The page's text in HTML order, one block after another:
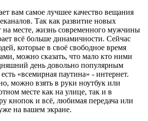
вам самое лучшее качество вещания
Так как развитие новых
на месте, жизнь современного мужчины
всё больше динамичности. Сейчас
которые в своё свободное время
можно сказать, что мало кто ними
день довольно популярным
«всемирная паутина» - интернет.
можно взять в руки ноутбук или
месте как на улице, так и в
кнопок и всё, любимая передача или
на вашем экране.